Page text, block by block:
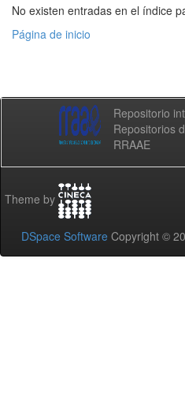
No existen entradas en el índice
Página de inicio
Repositorio
Repositorios
RRAAE
Theme by
DSpace Software Copyright ©